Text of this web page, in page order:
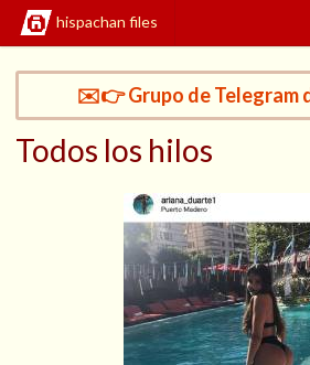
hispachan files
✉️👉 Grupo de Telegram
Todos los hilos